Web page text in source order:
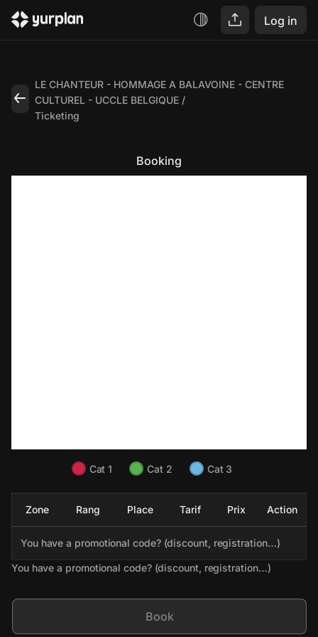
Log in
LE CHANTEUR - HOMMAGE A BALAVOINE - CENTRE
CULTUREL - UCCLE BELGIQUE
Ticketing